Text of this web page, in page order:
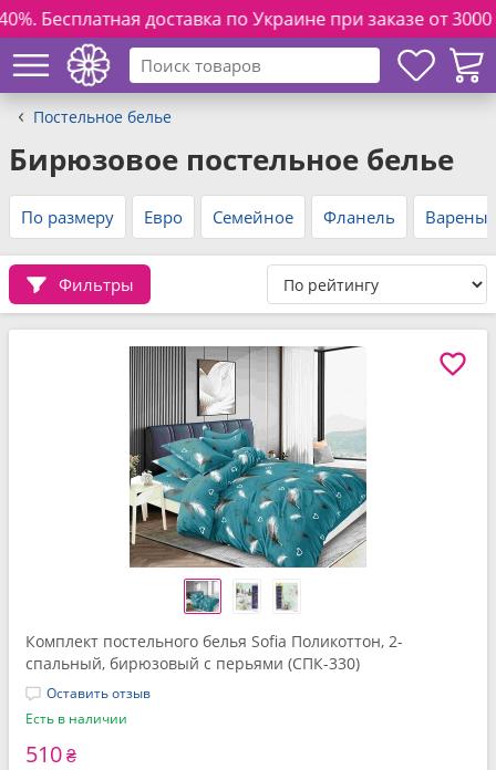
по Украине при заказе от 3000 грн. и полной
Постельное белье
Бирюзовое постельное белье
По размеру Евро Семейное Фланель
Фильтры
Комплект постельного белья Sofia Поликоттон, 2-
спальный, бирюзовый с перьями (СПК-330)
Оставить отзыв
Есть в наличии
510₴